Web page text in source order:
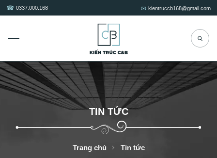
kientruccb168@gmail.com
0337.000.168
TIN TỨC
Trang chủ Tin tức